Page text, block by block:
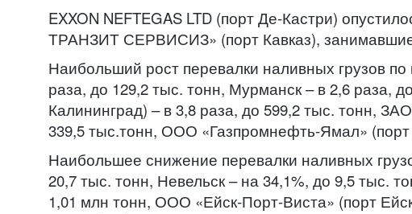
EXXON NEFTEGAS LTD (порт Де-Кастри)
ТРАНЗИТ СЕРВИСИЗ» (порт Кавказ), занимавшие
Наибольший рост перевалки наливных грузов по
раза, до 129,2 тыс. тонн, Мурманск – в 2,6 раза,
Калининград) – в 3,8 раза, до 599,2 тыс. тонн,
339,5 тыс.тонн, ООО «Газпромнефть-Ямал» (порт
Наибольшее снижение перевалки наливных
20,7 тыс. тонн, Невельск – на 34,1%, до 9,5 тыс.
1,01 млн тонн, ООО «Ейск-Порт-Виста» (порт